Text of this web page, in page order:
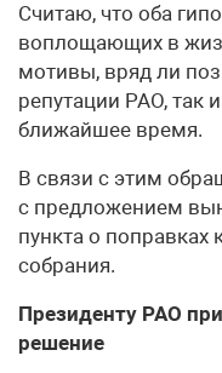
Считаю, что оба
воплощающих в
мотивы, вряд ли
репутации РАО, так
ближайшее время.
В связи с этим
с предложением
пункта о поправках
собрания.
Президенту РАО
решение